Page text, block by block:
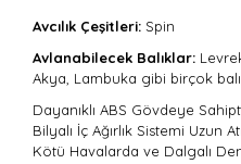
Avcılık Çeşitleri: Spin
Avlanabilecek Balıklar:
Akya, Lambuka gibi birçok
Dayanıklı ABS Gövdeye
Bilyalı İç Ağırlık Sistemi Uzun
Kötü Havalarda ve Dalgalı